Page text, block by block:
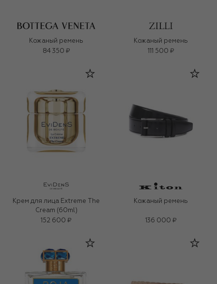
Кожаный ремень
84 350 ₽
Кожаный ремень
111 500 ₽
Крем для лица Extreme The
Cream (60ml)
152 600 ₽
Кожаный ремень
136 000 ₽